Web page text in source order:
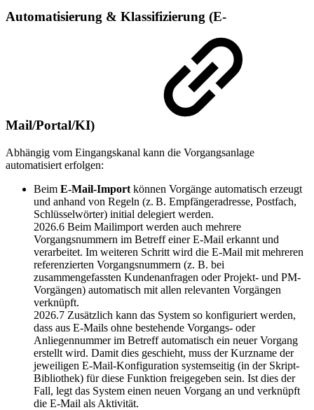
Automatisierung & Klassifizierung (E-
Mail/Portal/KI)
Abhängig vom Eingangskanal kann die Vorgangsanlage
automatisiert erfolgen:
Beim E-Mail-Import können Vorgänge automatisch erzeugt
und anhand von Regeln (z. B. Empfängeradresse, Postfach,
Schlüsselwörter) initial delegiert werden.
2026.6 Beim Mailimport werden auch mehrere
Vorgangsnummern im Betreff einer E-Mail erkannt und
verarbeitet. Im weiteren Schritt wird die E-Mail mit mehreren
referenzierten Vorgangsnummern (z. B. bei
zusammengefassten Kundenanfragen oder Projekt- und PM-
Vorgängen) automatisch mit allen relevanten Vorgängen
verknüpft.
2026.7 Zusätzlich kann das System so konfiguriert werden,
dass aus E-Mails ohne bestehende Vorgangs- oder
Anliegennummer im Betreff automatisch ein neuer Vorgang
erstellt wird. Damit dies geschieht, muss der Kurzname der
jeweiligen E-Mail-Konfiguration systemseitig (in der Skript-
Bibliothek) für diese Funktion freigegeben sein. Ist dies der
Fall, legt das System einen neuen Vorgang an und verknüpft
die E-Mail als Aktivität.